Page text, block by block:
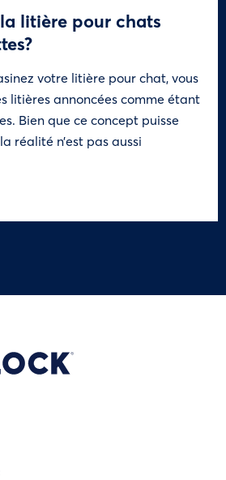
litière pour chats
votre litière pour chat, vous
litières annoncées comme étant
Bien que ce concept puisse
réalité n’est pas aussi